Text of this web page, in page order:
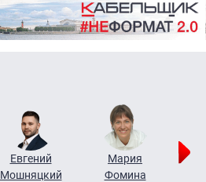
Евгений
Мошняцкий
Мария
Фомина